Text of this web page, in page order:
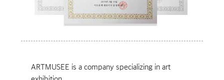
ARTMUSEE is a company specializing in art